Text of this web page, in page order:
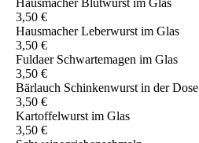
Hausmacher Blutwurst im Glas
3,50 €
Hausmacher Leberwurst im Glas
3,50 €
Fuldaer Schwartemagen im Glas
3,50 €
Bärlauch Schinkenwurst in der Dose
3,50 €
Kartoffelwurst im Glas
3,50 €